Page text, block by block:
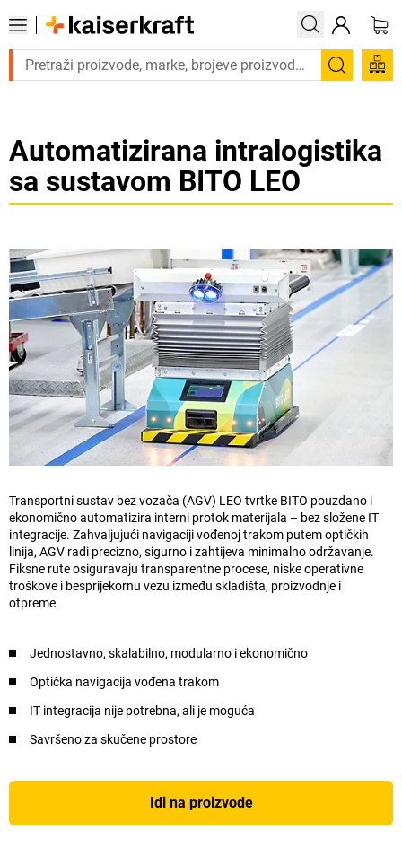
Trebate proizvod hitno? Pogledajte
Automatizirana intralogistika
sa sustavom BITO LEO
Transportni sustav bez vozača (AGV) LEO tvrtke BITO pouzdano i
ekonomično automatizira interni protok materijala – bez složene IT
integracije. Zahvaljujući navigaciji vođenoj trakom putem optičkih
linija, AGV radi precizno, sigurno i zahtijeva minimalno održavanje.
Fiksne rute osiguravaju transparentne procese, niske operativne
troškove i besprijekornu vezu između skladišta, proizvodnje i
otpreme.
Jednostavno, skalabilno, modularno i ekonomično
Optička navigacija vođena trakom
IT integracija nije potrebna, ali je moguća
Savršeno za skučene prostore
Idi na proizvode